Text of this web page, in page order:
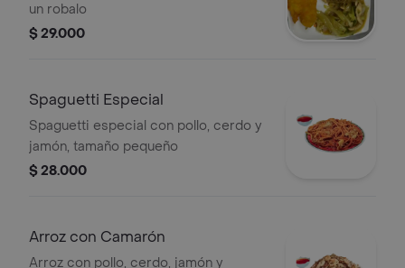
un robalo
$ 29.000
Spaguetti Especial
Spaguetti especial con pollo, cerdo y
jamón, tamaño pequeño
$ 28.000
Arroz con Camarón
Arroz con pollo, cerdo, jamón y